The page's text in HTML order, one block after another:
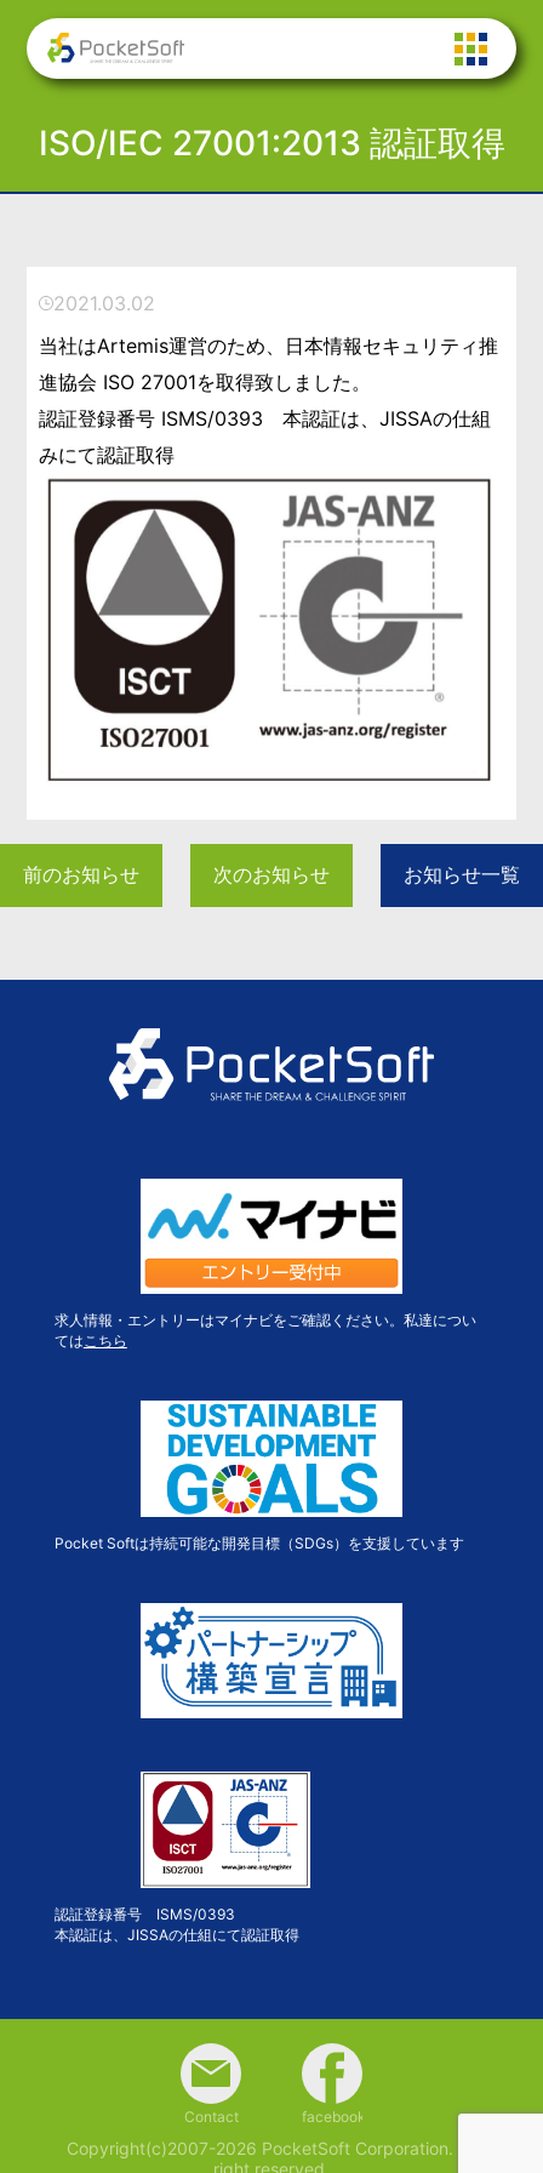
ISO/IEC 27001:2013 認証取得
2021.03.02
当社はArtemis運営のため、日本情報セキュリティ推
進協会 ISO 27001を取得致しました。
認証登録番号 ISMS/0393 本認証は、JISSAの仕組
みにて認証取得
前のお知らせ 次のお知らせ お知らせ一覧
求人情報・エントリーはマイナビをご確認ください。私達につい
てはこちら
Pocket Softは持続可能な開発目標（SDGs）を支援しています
認証登録番号 ISMS/0393
本認証は、JISSAの仕組にて認証取得
Contact facebook
Copyright(c)2007-2026 PocketSoft Corporation. All
right reserved.